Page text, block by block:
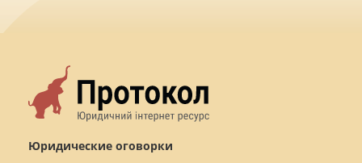
Юридические оговорки